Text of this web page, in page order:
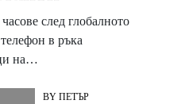
след глобалното
в ръка
на…
BY ПЕТЪР